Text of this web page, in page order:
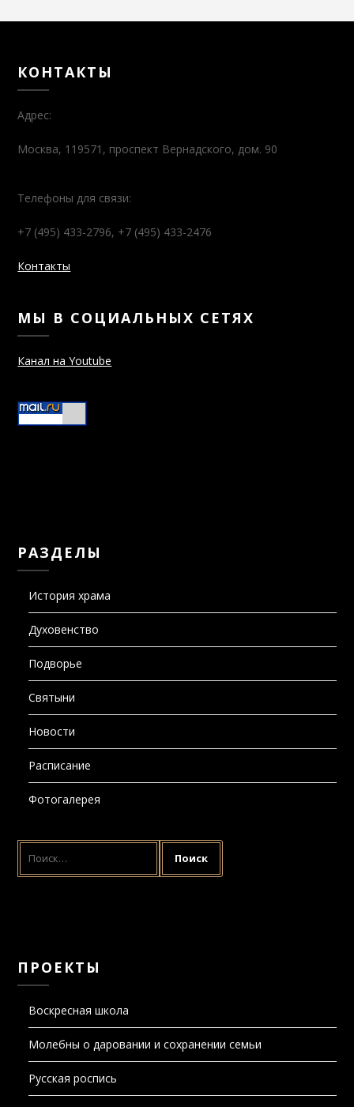
КОНТАКТЫ
Адрес:
Москва, 119571, проспект Вернадского, дом. 90
Телефоны для связи:
+7 (495) 433-2796, +7 (495) 433-2476
Контакты
МЫ В СОЦИАЛЬНЫХ СЕТЯХ
Канал на Youtube
РАЗДЕЛЫ
История храма
Духовенство
Подворье
Святыни
Новости
Расписание
Фотогалерея
НАЙТИ:
ПРОЕКТЫ
Воскресная школа
Молебны о даровании и сохранении семьи
Русская роспись